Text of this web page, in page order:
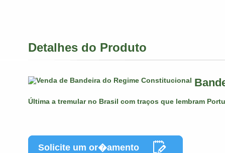
Detalhes do Produto
Última a tremular no Brasil com traços que lembram
Solicite um or�amento